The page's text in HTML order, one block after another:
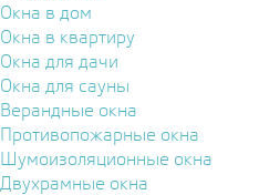
Окна в дом
Окна в квартиру
Окна для дачи
Окна для сауны
Верандные окна
Противопожарные окна
Шумоизоляционные окна
Двухрамные окна